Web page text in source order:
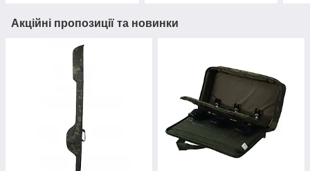
Акційні пропозиції та новинки